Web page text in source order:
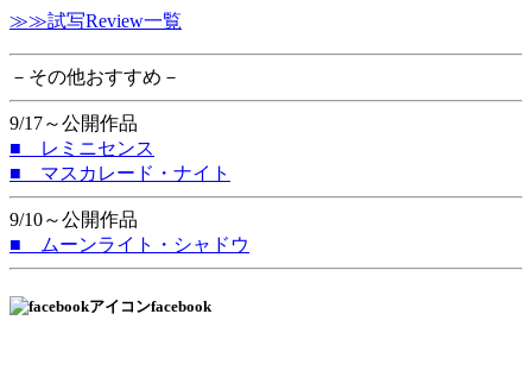
≫≫試写Review一覧
－その他おすすめ－
9/17～公開作品
■ レミニセンス
■ マスカレード・ナイト
9/10～公開作品
■ ムーンライト・シャドウ
facebook